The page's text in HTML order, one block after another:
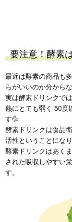
要注意！酵素
最近は酵素の商品も
らがいいのか分から
実は酵素ドリンクで
熱にとても弱く 50度
す💦
酵素ドリンクは食品
活性ということになり
酵素ドリンクはあく
された吸収しやすい
す。